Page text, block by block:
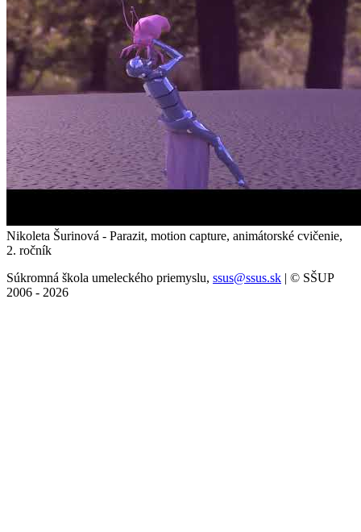
Nikoleta Šurinová - Parazit, motion capture, animátorské cvičenie,
2. ročník
Súkromná škola umeleckého priemyslu, ssus@ssus.sk | © SŠUP
2006 - 2026